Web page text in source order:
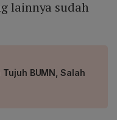
lainnya sudah
BUMN, Salah